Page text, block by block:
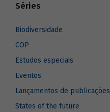
Séries
Biodiversidade
COP
Estudos especiais
Eventos
Lançamentos de publicações
States of the future